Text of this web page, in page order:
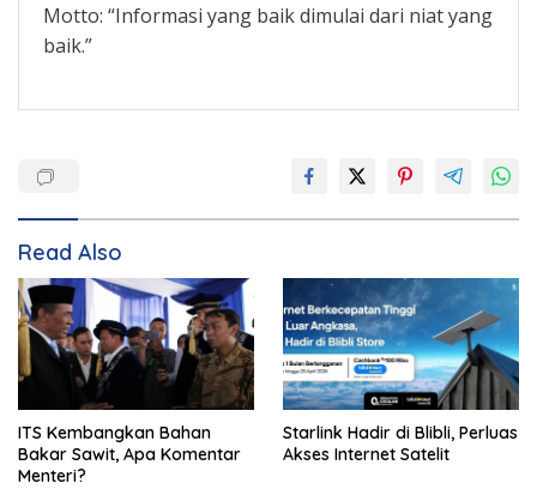
Motto: “Informasi yang baik dimulai dari niat yang
baik.”
Read Also
ITS Kembangkan Bahan
Bakar Sawit, Apa Komentar
Menteri?
Starlink Hadir di Blibli, Perluas
Akses Internet Satelit